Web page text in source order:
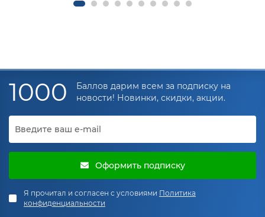
1000
Баллов дарим всем за подписку на
новости! Новинки, скидки, акции.
Оформить подписку
Я прочитал и согласен с условиями Политика
конфиденциальности